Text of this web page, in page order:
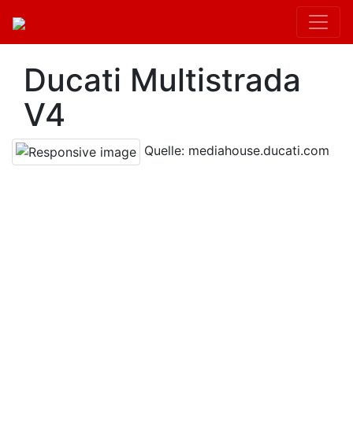
Ducati Multistrada
V4
Quelle: mediahouse.ducati.com